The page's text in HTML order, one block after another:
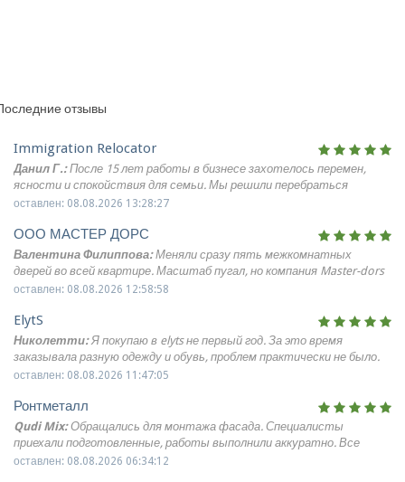
отзывы
Immigration Relocator
Данил Г.:После 15 лет работы в бизнесе захотелось перемен,
ясности и спокойствия для семьи. Мы решили перебраться
Аликанте, а всеми документами занимались Алекс и Ксени. Они
документов и помогли избежать задержек и отказов, прошли с
первого раза. Сейчас живём рядом с морем, дети быстро нашли
друзей, на душе стало спокойней и я теперь могу дальше смело
продолжать заниматься любимым делом, без внутренней тревоги.
оставлен: 08.08.2026 13:28:27
ООО МАСТЕР ДОРС
Валентина Филиппова:Меняли сразу пять межкомнатных
дверей во всей квартире. Масштаб пугал, но компания Master-dors
организовала процесс великолепно. Понравилось, что у них свой
изделия приехали без заводского брака, коробки были усилены.
Старую коробку выпиливали аккуратно, стены не повредили.
оставлен: 08.08.2026 12:58:58
ElytS
Николетти:Я покупаю в elyts не первый год. За это время
заказывала разную одежду и обувь, проблем практически не было.
Нравится, что есть возможность спокойно выбрать вещи,
современный онлайн бутик с большим выбором.
оставлен: 08.08.2026 11:47:05
Ронтметалл
Qudi Mix:Обращались для монтажа фасада. Специалисты
приехали подготовленные, работы выполнили аккуратно. Все
понравилось спасибо команде.
оставлен: 08.08.2026 06:34:12